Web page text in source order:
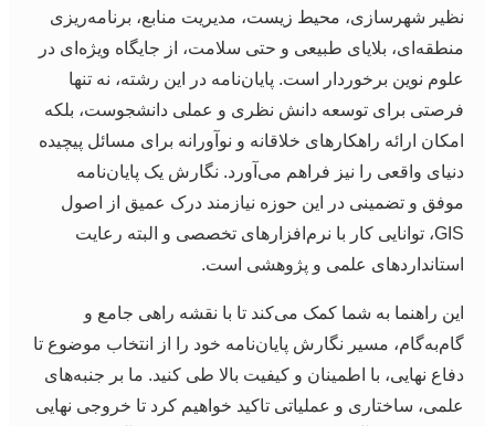
شهرسازی، محیط زیست، مدیریت منابع، برنامه‌ریزی
بلایای طبیعی و حتی سلامت، از جایگاه ویژه‌ای در
نوین برخوردار است. پایان‌نامه در این رشته، نه تنها
برای توسعه دانش نظری و عملی دانشجوست، بلکه
ارائه راهکارهای خلاقانه و نوآورانه برای مسائل پیچیده
واقعی را نیز فراهم می‌آورد. نگارش یک پایان‌نامه
و تضمینی در این حوزه نیازمند درک عمیق از اصول
GIS، توانایی کار با نرم‌افزارهای تخصصی و البته رعایت
علمی و پژوهشی است.
راهنما به شما کمک می‌کند تا با نقشه راهی جامع و
مسیر نگارش پایان‌نامه خود را از انتخاب موضوع تا
نهایی، با اطمینان و کیفیت بالا طی کنید. ما بر جنبه‌های
ساختاری و عملیاتی تاکید خواهیم کرد تا خروجی نهایی